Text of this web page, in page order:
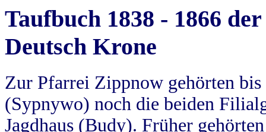
Taufbuch 1838 - 1866
Deutsch Krone
Zur Pfarrei Zippnow gehörten
(Sypnywo) noch die beiden
Jagdhaus (Budy). Früher